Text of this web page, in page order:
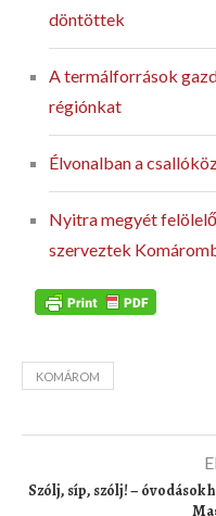
döntöttek
A termálforrások
régiónkat
Élvonalban a
Nyitra megyét
szerveztek
KOMÁROM
Szólj, síp, szólj! – óvodások